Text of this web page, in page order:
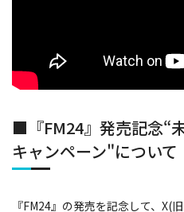
■『FM24』発売記念“
キャンペーン"について
『FM24』の発売を記念して、